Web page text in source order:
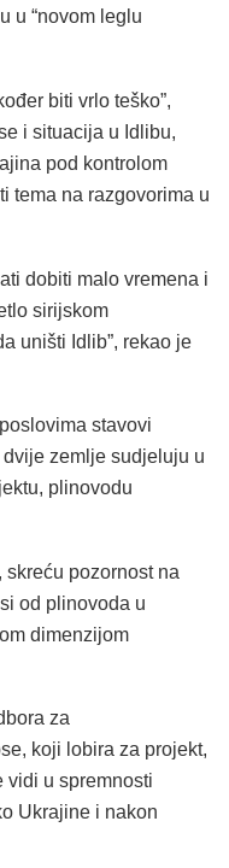
u “novom leglu
biti vrlo teško”,
i situacija u Idlibu,
pod kontrolom
tema na razgovorima u
dobiti malo vremena i
sirijskom
uništi Idlib”, rekao je
stavovi
zemlje sudjeluju u
plinovodu
pozornost na
od plinovoda u
dimenzijom
za
koji lobira za projekt,
vidi u spremnosti
Ukrajine i nakon